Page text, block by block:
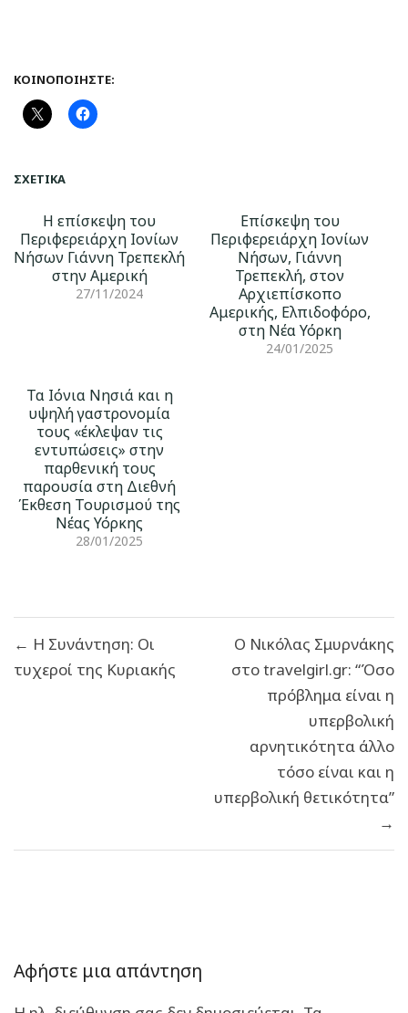
ΚΟΙΝΟΠΟΙΉΣΤΕ:
ΣΧΕΤΙΚΆ
Η επίσκεψη του
Περιφερειάρχη Ιονίων
Νήσων Γιάννη Τρεπεκλή
στην Αμερική
27/11/2024
Επίσκεψη του
Περιφερειάρχη Ιονίων
Νήσων, Γιάννη
Τρεπεκλή, στον
Αρχιεπίσκοπο
Αμερικής, Ελπιδοφόρο,
στη Νέα Υόρκη
24/01/2025
Τα Ιόνια Νησιά και η
υψηλή γαστρονομία
τους «έκλεψαν τις
εντυπώσεις» στην
παρθενική τους
παρουσία στη Διεθνή
Έκθεση Τουρισμού της
Νέας Υόρκης
28/01/2025
άρθρων
← Η Συνάντηση: Οι
τυχεροί της Κυριακής
Ο Νικόλας Σμυρνάκης
στο travelgirl.gr: “Όσο
πρόβλημα είναι η
υπερβολική
αρνητικότητα άλλο
τόσο είναι και η
υπερβολική θετικότητα”
→
Αφήστε μια απάντηση